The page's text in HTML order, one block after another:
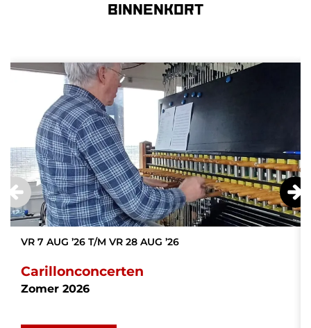
BINNENKORT
Carillonconcerten
Zomer 2026
VR 7 AUG ’26 T/M VR 28 AUG ’26